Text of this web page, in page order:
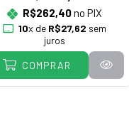
R$262,40no PIX
10x de R$27,62 sem
juros
COMPRAR